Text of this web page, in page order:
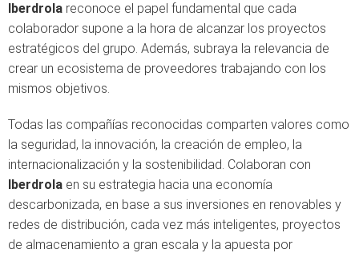
Iberdrola reconoce el papel fundamental que cada
colaborador supone a la hora de alcanzar los proyectos
estratégicos del grupo. Además, subraya la relevancia de
crear un ecosistema de proveedores trabajando con los
mismos objetivos.
Todas las compañías reconocidas comparten valores como
la seguridad, la innovación, la creación de empleo, la
internacionalización y la sostenibilidad. Colaboran con
Iberdrola en su estrategia hacia una economía
descarbonizada, en base a sus inversiones en renovables y
redes de distribución, cada vez más inteligentes, proyectos
de almacenamiento a gran escala y la apuesta por